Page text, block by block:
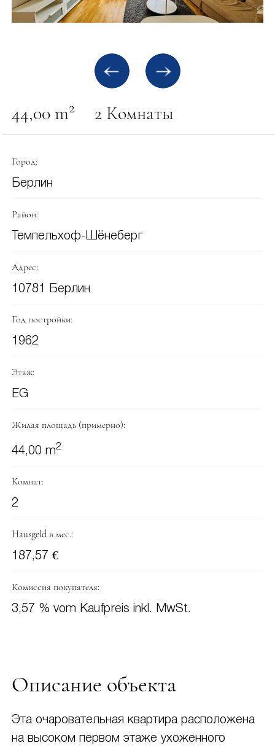
44,00 m2 2 Комнаты
Город:
Берлин
Район:
Темпельхоф-Шёнеберг
Адрес:
10781 Берлин
Год постройки:
1962
Этаж:
EG
Жилая площадь (примерно):
44,00 m2
Комнат:
2
Hausgeld в мес.:
187,57 €
Комиссия покупателя:
3,57 % vom Kaufpreis inkl. MwSt.
Описание объекта
Эта очаровательная квартира расположена
на высоком первом этаже ухоженного